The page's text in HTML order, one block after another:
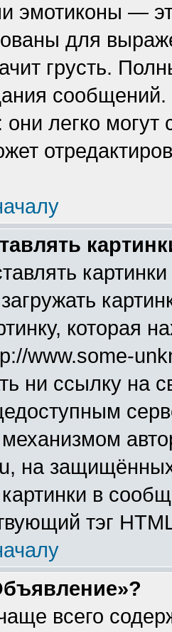
эмотиконы —
для
грусть.
сообщений.
они легко
которая
www.some-
ни ссылку на
механизмом
на
в
тэг
всего